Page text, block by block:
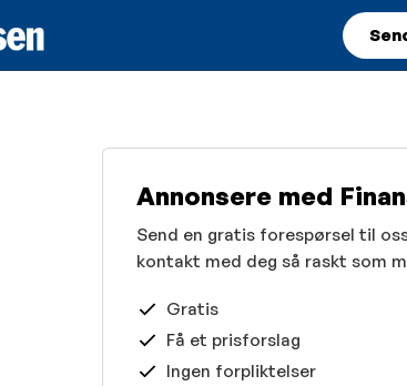
Annonsere med
Send en gratis forespørsel til
kontakt med deg så raskt som
Gratis
Få et prisforslag
Ingen forpliktelser